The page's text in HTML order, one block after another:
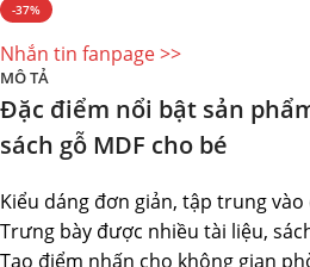
-37%
Nhắn tin fanpage >>
MÔ TẢ
Đặc điểm nổi bật sản
sách gỗ MDF cho bé
Kiểu dáng đơn giản, tập trung
Trưng bày được nhiều tài liệu,
Tạo điểm nhấn cho không gian